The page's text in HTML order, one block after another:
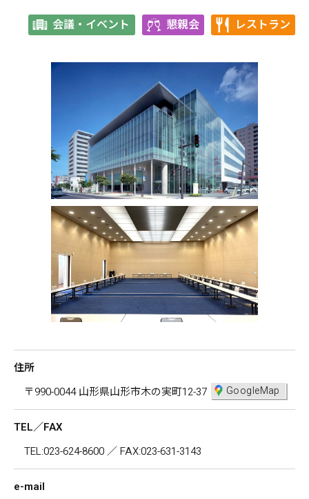
会議・イベント 懇親会 レストラン
住所
〒990-0044 山形県山形市木の実町12-37
GoogleMap
TEL／FAX
TEL:023-624-8600 ／ FAX:023-631-3143
e-mail